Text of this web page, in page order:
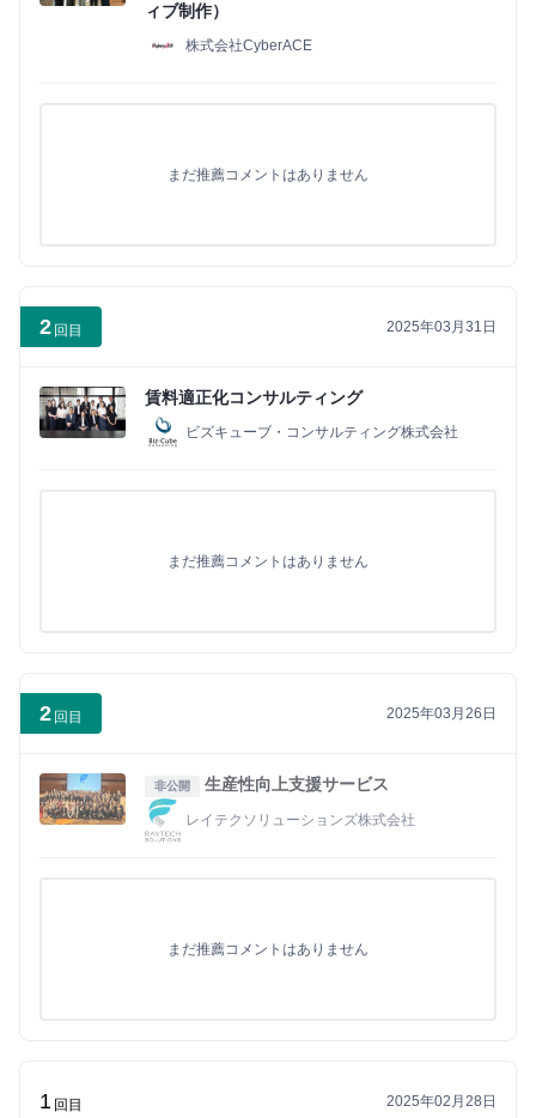
ィブ制作）
株式会社CyberACE
まだ推薦コメントはありません
2 回目 2025年03月31日
賃料適正化コンサルティング
ビズキューブ・コンサルティング株式会社
まだ推薦コメントはありません
2 回目 2025年03月26日
非公開 生産性向上支援サービス
レイテクソリューションズ株式会社
まだ推薦コメントはありません
1 回目 2025年02月28日